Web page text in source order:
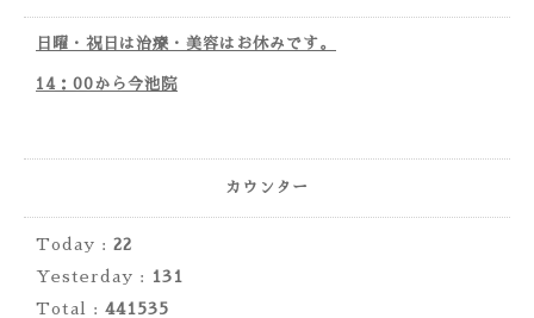
日曜・祝日は治療・美容はお休みです。
14：00から今池院
カウンター
Today : 22
Yesterday :
131
Total : 441535